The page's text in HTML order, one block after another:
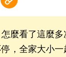
怎麼看了這麼
，全家大小